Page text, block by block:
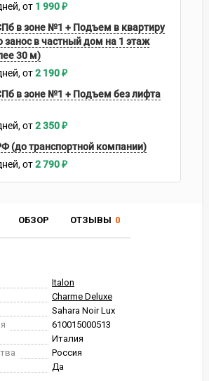
ОБЗОР ОТЗЫВЫ 0
Italon
Charme Deluxe
Sahara Noir Lux
610015000513
Италия
Россия
Да
1 990₽
в зоне №1 + Подъем в квартиру
занос в частный дом на 1 этаж
30 м)
2 190₽
в зоне №1 + Подъем без лифта
2 350₽
(до транспортной компании)
2 790₽